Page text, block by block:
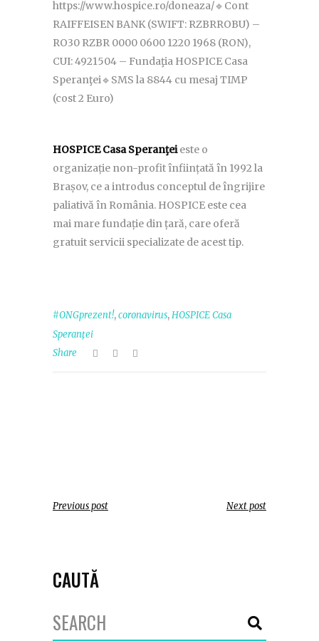
https://www.hospice.ro/doneaza/🔹Cont
RAIFFEISEN BANK (SWIFT: RZBRROBU) –
RO30 RZBR 0000 0600 1220 1968 (RON),
CUI: 4921504 – Fundaţia HOSPICE Casa
Speranţei🔹SMS la 8844 cu mesaj TIMP
(cost 2 Euro)
HOSPICE Casa Speranţeieste o
organizație non-profit înființată în 1992 la
Brașov, ce a introdus conceptul de îngrijire
paliativă în România. HOSPICE este cea
mai mare fundație din țară, care oferă
gratuit servicii specializate de acest tip.
#ONGprezent!,coronavirus,HOSPICE Casa
Speranţei
Share
Previous post Next post
CAUTĂ
Search
for: